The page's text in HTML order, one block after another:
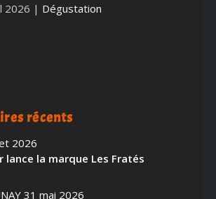
2026 | Dégustation
récents
2026
lance la marque Les Fratés
31 mai 2026